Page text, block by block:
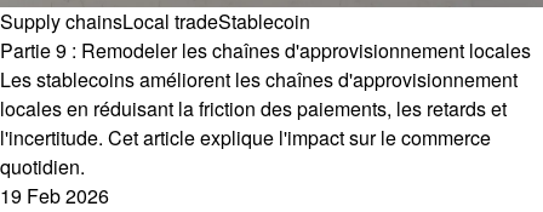
Supply chainsLocal tradeStablecoin
Partie 9 : Remodeler les chaînes d'approvisionnement locales
Les stablecoins améliorent les chaînes d'approvisionnement
locales en réduisant la friction des paiements, les retards et
l'incertitude. Cet article explique l'impact sur le commerce
quotidien.
19 Feb 2026